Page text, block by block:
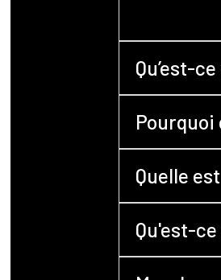
Qu’est-
Pourquoi
Quelle
Qu'est-